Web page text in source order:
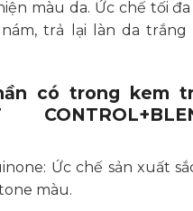
màu da. Ức chế tối
trả lại làn da trắng
có trong kem
Ức chế sản xuất
màu.